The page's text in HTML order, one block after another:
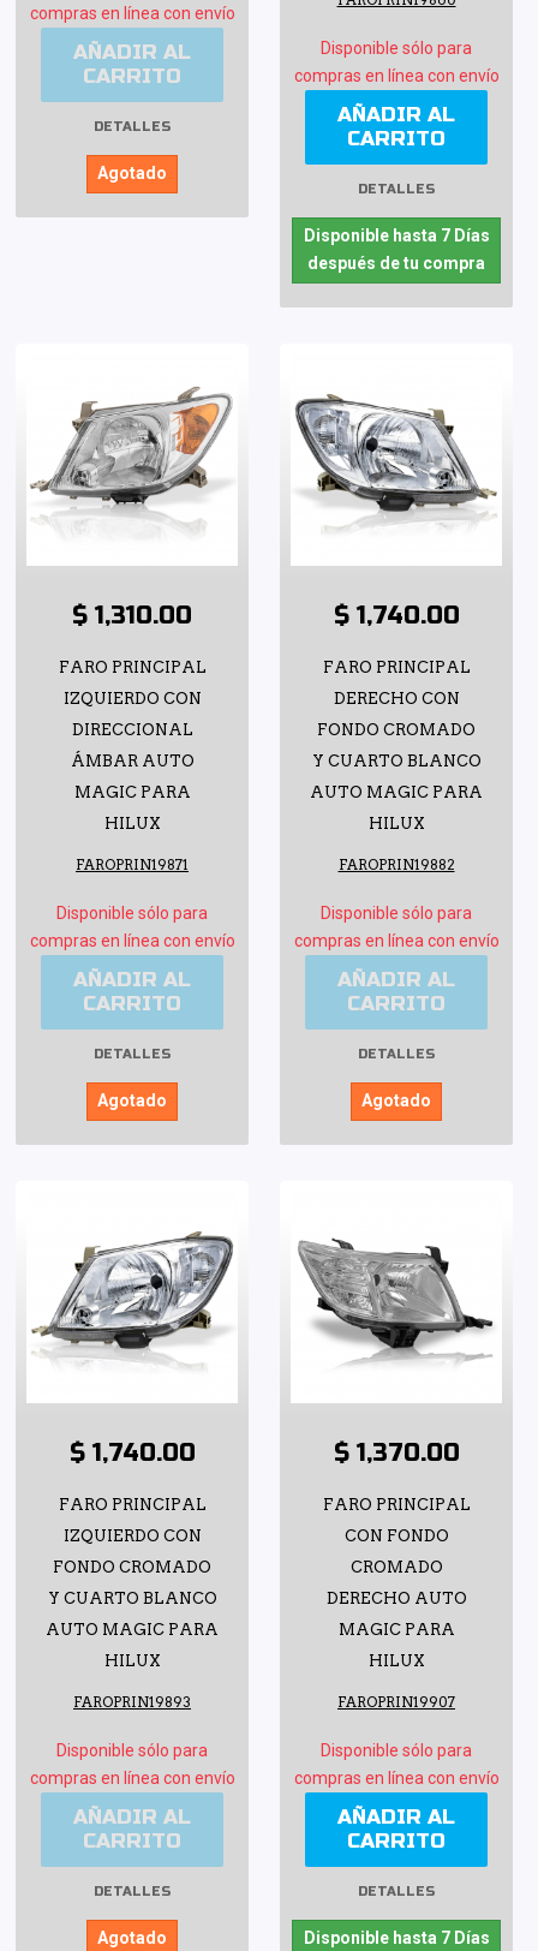
compras en línea con envío
AÑADIR AL
CARRITO
DETALLES
Agotado
Disponible sólo para
compras en línea con envío
AÑADIR AL
CARRITO
DETALLES
Disponible hasta 7 Días
después de tu compra
$ 1,310.00
FARO PRINCIPAL
IZQUIERDO CON
DIRECCIONAL
ÁMBAR AUTO
MAGIC PARA
HILUX
FAROPRIN19871
Disponible sólo para
compras en línea con envío
AÑADIR AL
CARRITO
DETALLES
Agotado
$ 1,740.00
FARO PRINCIPAL
DERECHO CON
FONDO CROMADO
Y CUARTO BLANCO
AUTO MAGIC PARA
HILUX
FAROPRIN19882
Disponible sólo para
compras en línea con envío
AÑADIR AL
CARRITO
DETALLES
Agotado
$ 1,740.00
FARO PRINCIPAL
IZQUIERDO CON
FONDO CROMADO
Y CUARTO BLANCO
AUTO MAGIC PARA
HILUX
FAROPRIN19893
Disponible sólo para
compras en línea con envío
AÑADIR AL
CARRITO
DETALLES
Agotado
$ 1,370.00
FARO PRINCIPAL
CON FONDO
CROMADO
DERECHO AUTO
MAGIC PARA
HILUX
FAROPRIN19907
Disponible sólo para
compras en línea con envío
AÑADIR AL
CARRITO
DETALLES
Disponible hasta 7 Días